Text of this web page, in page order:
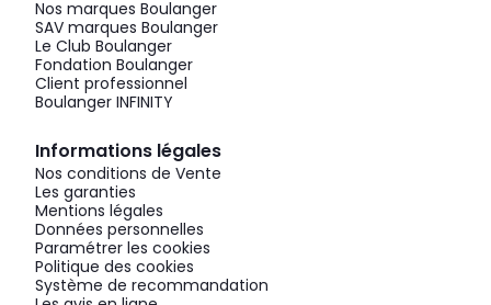
Nos marques Boulanger
SAV marques Boulanger
Le Club Boulanger
Fondation Boulanger
Client professionnel
Boulanger INFINITY
Informations légales
Nos conditions de Vente
Les garanties
Mentions légales
Données personnelles
Paramétrer les cookies
Politique des cookies
Système de recommandation